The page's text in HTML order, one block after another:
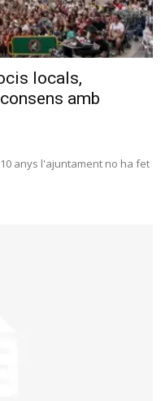
locals,
amb
anys l'ajuntament no ha fet